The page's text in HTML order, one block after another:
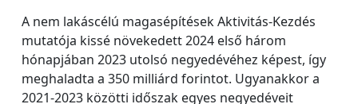
A nem lakáscélú magasépítések Aktivitás-Kezdés
mutatója kissé növekedett 2024 első három
hónapjában 2023 utolsó negyedévéhez képest, így
meghaladta a 350 milliárd forintot. Ugyanakkor a
2021-2023 közötti időszak egyes negyedéveit